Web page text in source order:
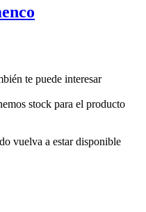
stock para el producto
vuelva a estar disponible